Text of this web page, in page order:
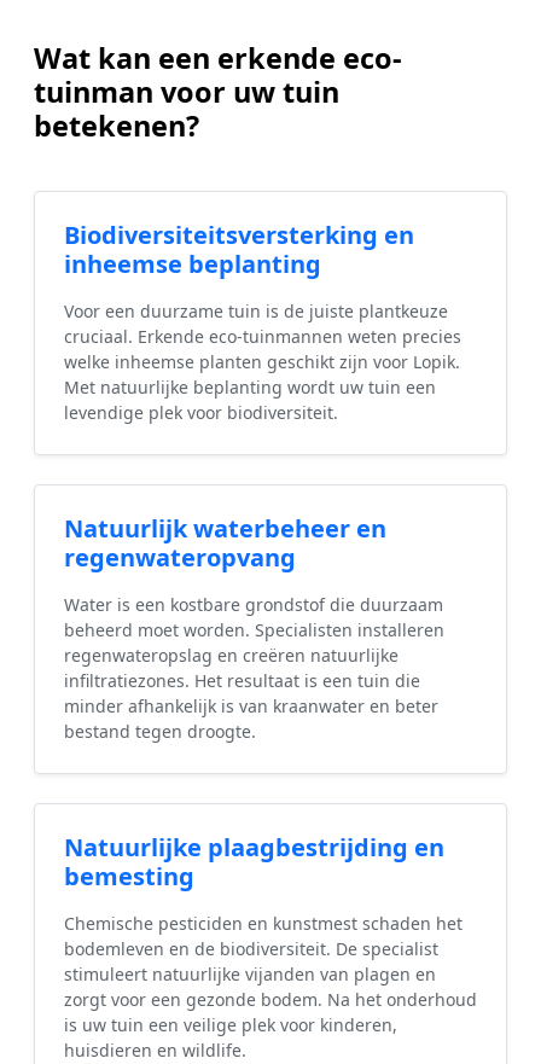
Wat kan een erkende eco-
tuinman voor uw tuin
betekenen?
Biodiversiteitsversterking en
inheemse beplanting
Voor een duurzame tuin is de juiste plantkeuze
cruciaal. Erkende eco-tuinmannen weten precies
welke inheemse planten geschikt zijn voor Lopik.
Met natuurlijke beplanting wordt uw tuin een
levendige plek voor biodiversiteit.
Natuurlijk waterbeheer en
regenwateropvang
Water is een kostbare grondstof die duurzaam
beheerd moet worden. Specialisten installeren
regenwateropslag en creëren natuurlijke
infiltratiezones. Het resultaat is een tuin die
minder afhankelijk is van kraanwater en beter
bestand tegen droogte.
Natuurlijke plaagbestrijding en
bemesting
Chemische pesticiden en kunstmest schaden het
bodemleven en de biodiversiteit. De specialist
stimuleert natuurlijke vijanden van plagen en
zorgt voor een gezonde bodem. Na het onderhoud
is uw tuin een veilige plek voor kinderen,
huisdieren en wildlife.